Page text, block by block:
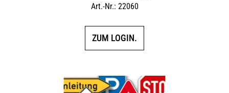
Art.-Nr.: 22060
ZUM LOGIN.